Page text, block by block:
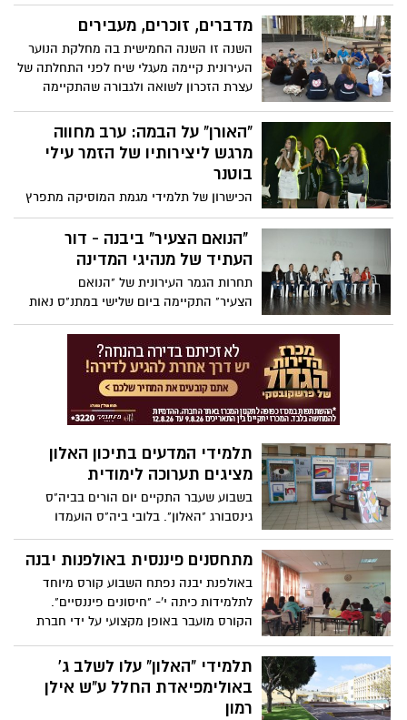
מדברים, זוכרים, מעבירים
השנה זו השנה החמישית בה מחלקת הנוער
העירונית קיימה מעגלי שיח לפני התחלתה של
עצרת הזכרון לשואה ולגבורה שהתקיימה
השתתפו חניכי תנועות הנוער מכלל התנועות
הפועלות בעיר.
"האורן" על הבמה: ערב מחווה
מרגש ליצירותיו של הזמר עילי
בוטנר
הכישרון של תלמידי מגמת המוסיקה מתפרץ
על הבמה : בערב יום שני השבוע נערך בהיכל
התרבות ביבנה ערב הרכבים של תלמידי
מגמת המוסיקה בתיכון האורן במעמד ראש
"הנואם הצעיר" ביבנה - דור
העתיד של מנהיגי המדינה
תחרות הגמר העירונית של "הנואם
הצעיר" התקיימה ביום שלישי במתנ"ס נאות
שז"ר במעמד ראש העיר צבי גוב-ארי
תלמידי המדעים בתיכון האלון
מציגים תערוכה לימודית
בשבוע שעבר התקיים יום הורים בביה"ס
גינסבורג "האלון". בלובי ביה"ס הועמדו
תערוכות שונות פרי יצירותיהם של תלמידי
ביה"ס. מנהלת ביה"ס, רחלי כץ- גריב, אמרה:
הללו בהם לוקחים חלק התלמיד, ההורה
מתחסנים פיננסית באולפנות יבנה
באולפנת יבנה נפתח השבוע קורס מיוחד
לתלמידות כיתה י'- "חיסונים פיננסיים".
הקורס מועבר באופן מקצועי על ידי חברת
תלמידי "האלון" עלו לשלב ג'
באולימפיאדת החלל ע"ש אילן
רמון